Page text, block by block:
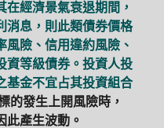
經濟景氣衰退期間，
消息，則此類債券價格
風險、信用違約風險、
資等級債券。投資人投
基金不宜占其投資組合
的發生上開風險時，
此產生波動。